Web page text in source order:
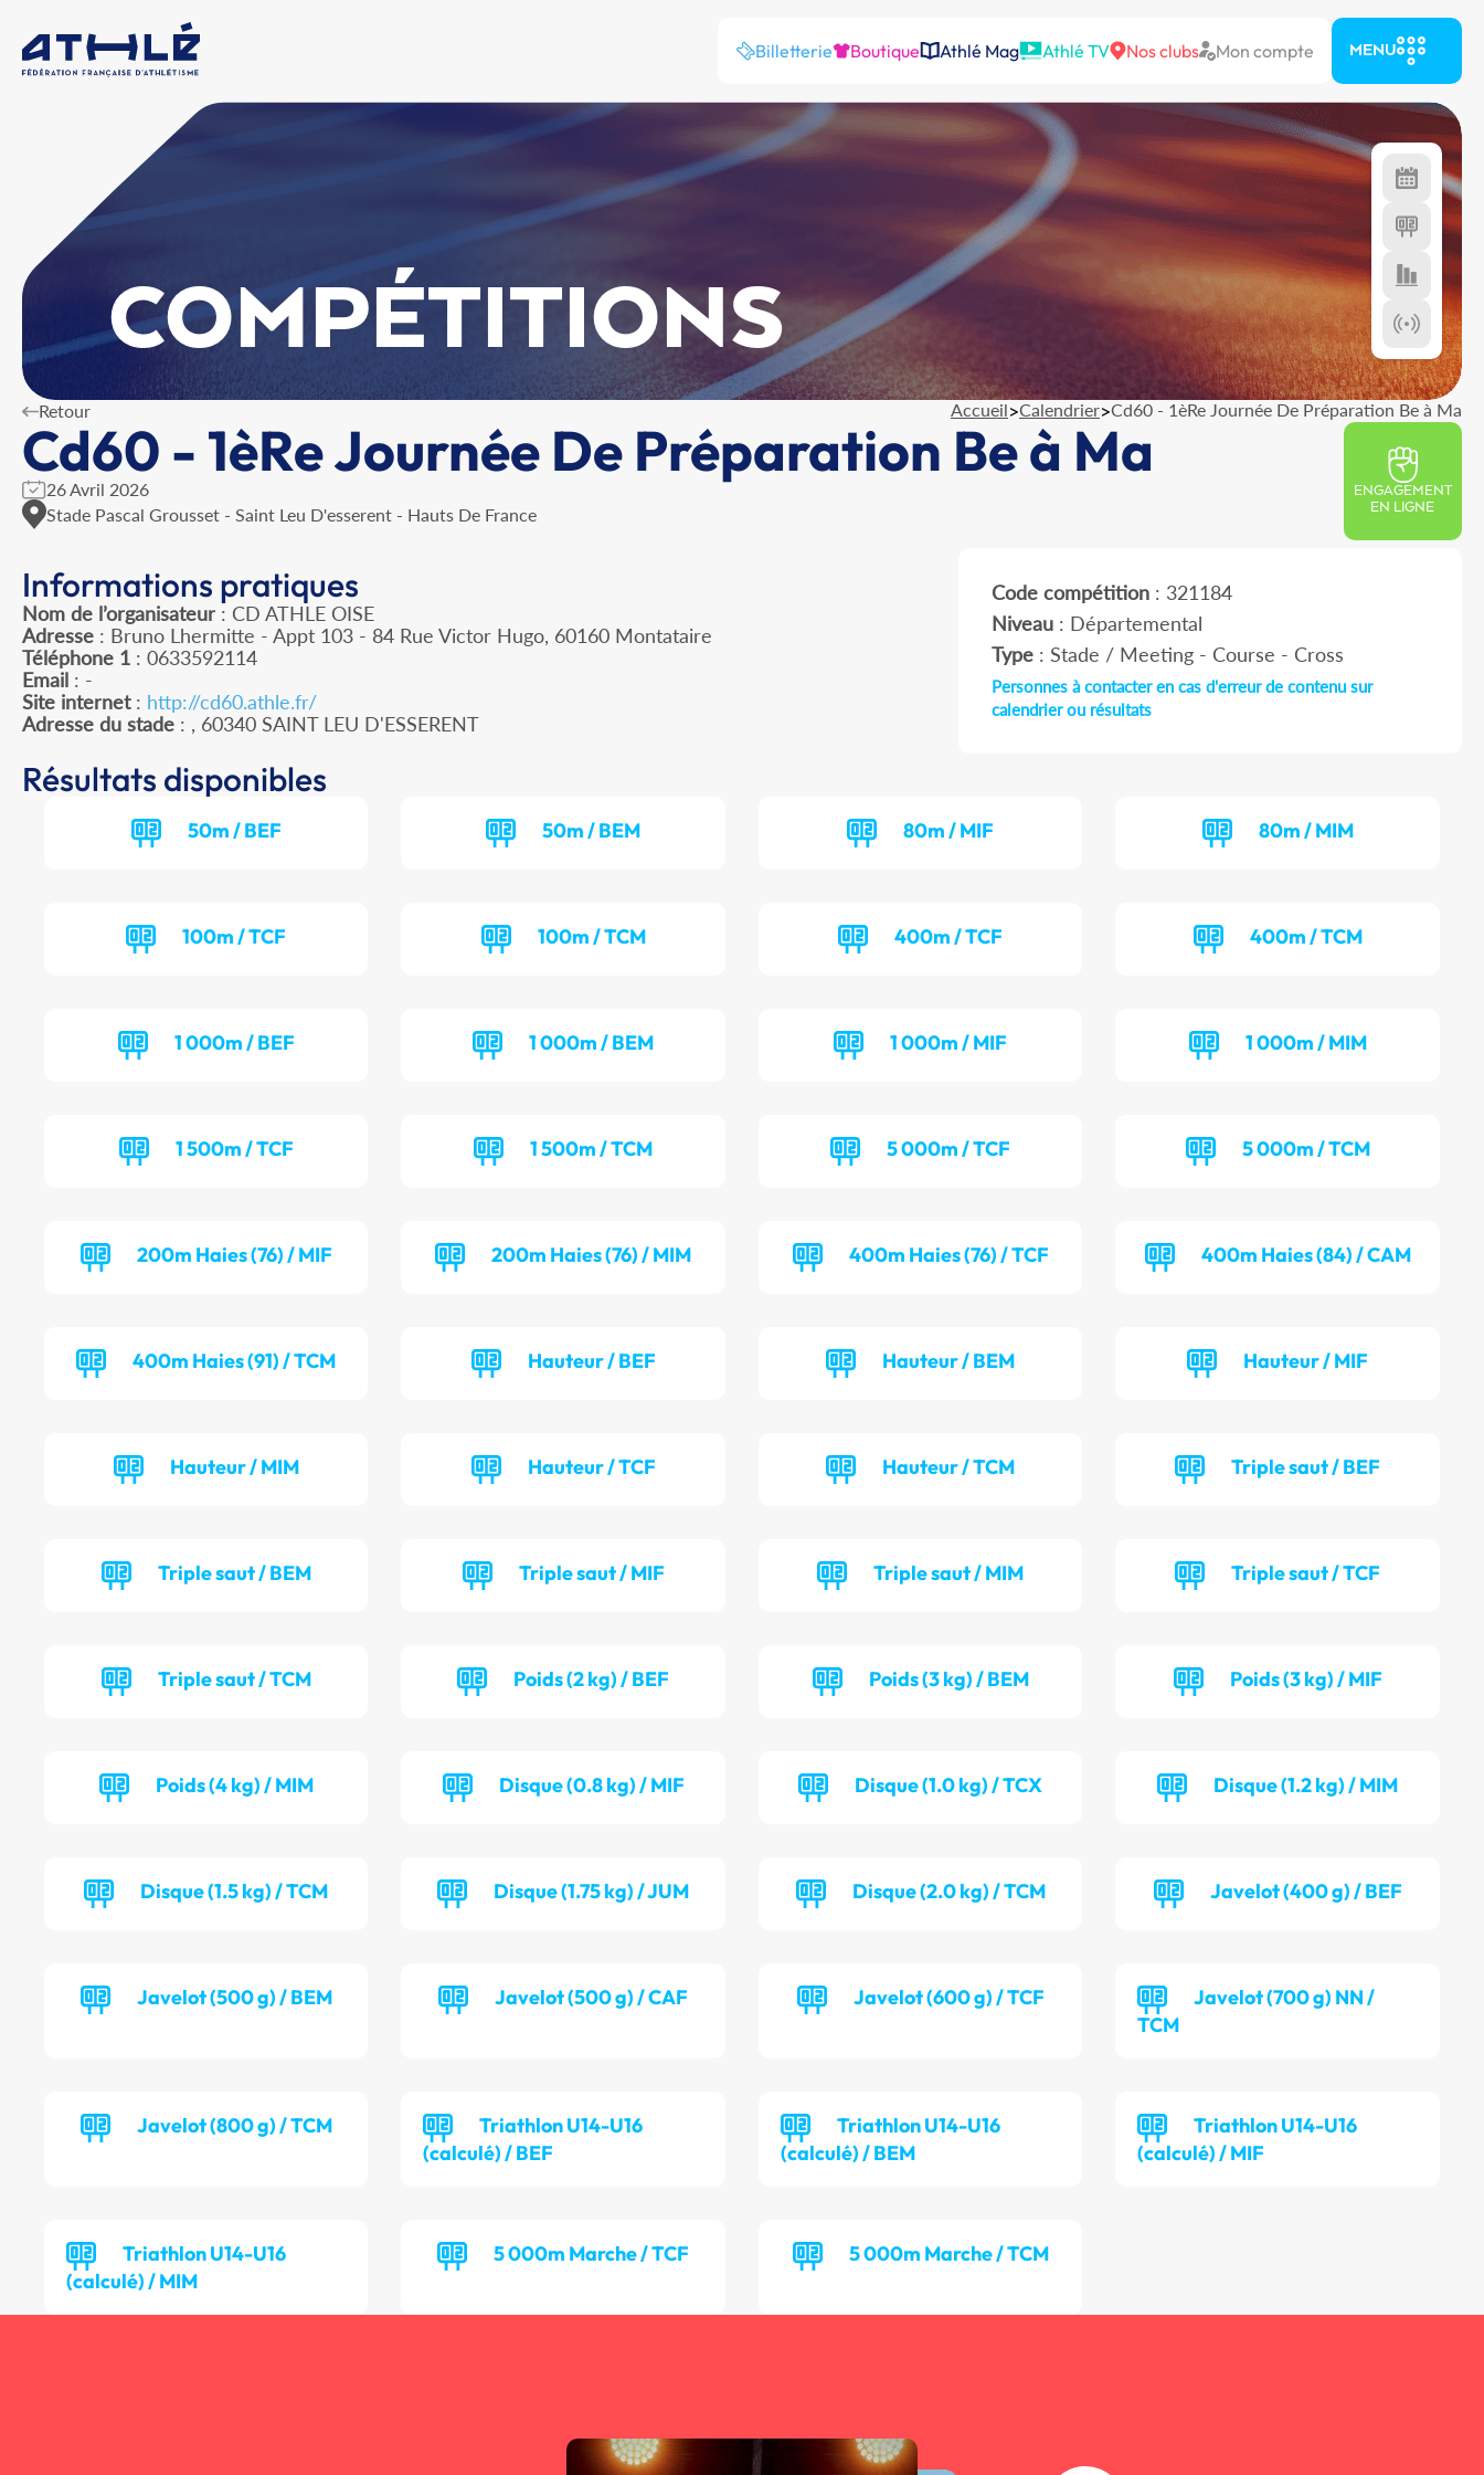
Billetterie Boutique Athlé Mag Athlé TV Nos clubs Mon compte MENU
COMPÉTITIONS
Retour Accueil>Calendrier>Cd60 - 1èRe Journée De Préparation Be à Ma
Cd60 - 1èRe Journée De Préparation Be à Ma
26 Avril 2026
Stade Pascal Grousset - Saint Leu D'esserent - Hauts De France
ENGAGEMENT
EN LIGNE
Informations pratiques
Nom de l’organisateur : CD ATHLE OISE
Adresse : Bruno Lhermitte - Appt 103 - 84 Rue Victor Hugo, 60160 Montataire
Téléphone 1 : 0633592114
Email : -
Site internet: http://cd60.athle.fr/
Adresse du stade : , 60340 SAINT LEU D'ESSERENT
Code compétition: 321184
Niveau: Départemental
Type: Stade / Meeting - Course - Cross
Personnes à contacter en cas d'erreur de contenu sur
calendrier ou résultats
Résultats disponibles
50m / BEF 50m / BEM 80m / MIF 80m / MIM
100m / TCF 100m / TCM 400m / TCF 400m / TCM
1 000m / BEF 1 000m / BEM 1 000m / MIF 1 000m / MIM
1 500m / TCF 1 500m / TCM 5 000m / TCF 5 000m / TCM
200m Haies (76) / MIF 200m Haies (76) / MIM 400m Haies (76) / TCF 400m Haies (84) / CAM
400m Haies (91) / TCM Hauteur / BEF Hauteur / BEM Hauteur / MIF
Hauteur / MIM Hauteur / TCF Hauteur / TCM Triple saut / BEF
Triple saut / BEM Triple saut / MIF Triple saut / MIM Triple saut / TCF
Triple saut / TCM Poids (2 kg) / BEF Poids (3 kg) / BEM Poids (3 kg) / MIF
Poids (4 kg) / MIM Disque (0.8 kg) / MIF Disque (1.0 kg) / TCX Disque (1.2 kg) / MIM
Disque (1.5 kg) / TCM Disque (1.75 kg) / JUM Disque (2.0 kg) / TCM Javelot (400 g) / BEF
Javelot (500 g) / BEM Javelot (500 g) / CAF Javelot (600 g) / TCF
Javelot (700 g) NN /
TCM
Javelot (800 g) / TCM
Triathlon U14-U16
(calculé) / BEF
Triathlon U14-U16
(calculé) / BEM
Triathlon U14-U16
(calculé) / MIF
Triathlon U14-U16
(calculé) / MIM
5 000m Marche / TCF 5 000m Marche / TCM